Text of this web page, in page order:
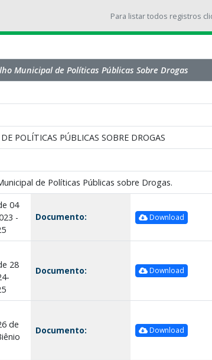
Para listar todos registros
Municipal de Políticas Públicas Sobre Drogas
POLÍTICAS PÚBLICAS SOBRE DROGAS
de Políticas Públicas sobre Drogas.
04
-
Documento: Download
28
Documento: Download
de
Documento: Download